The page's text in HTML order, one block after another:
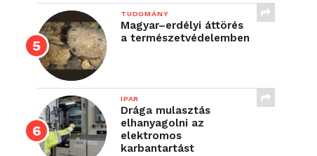
TUDOMÁNY
Magyar–erdélyi áttörés
a természetvédelemben
IPAR
Drága mulasztás
elhanyagolni az
elektromos
karbantartást